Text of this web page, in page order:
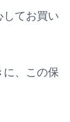
してお買い
、この保